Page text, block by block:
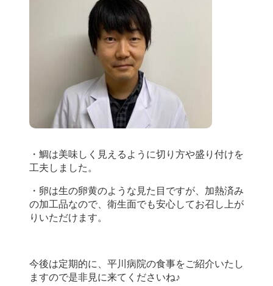
・鯛は美味しく見えるように切り方や盛り付けを
工夫しました。
・卵は生の卵黄のような見た目ですが、加熱済み
の加工品なので、衛生面でも安心してお召し上が
りいただけます。
今後は定期的に、平川病院の食事をご紹介いたし
ますので是非見に来てくださいね♪